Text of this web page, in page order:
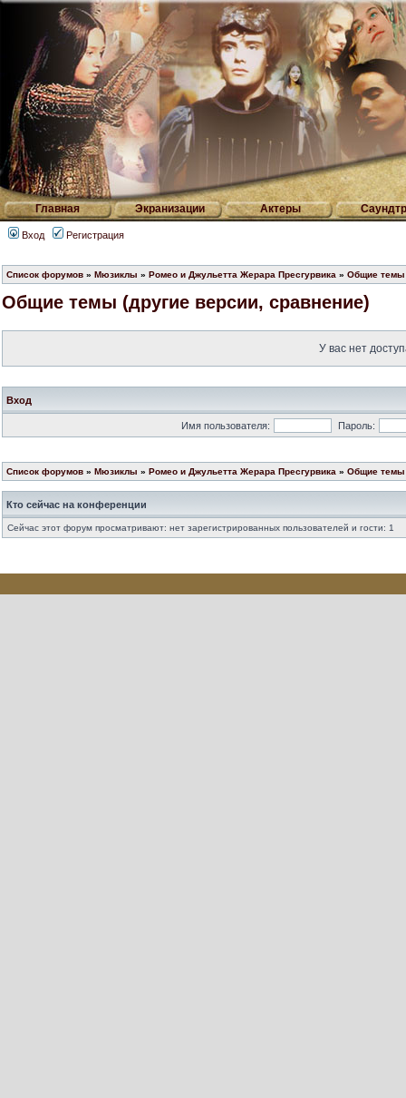
Главная Экранизации Актеры
Вход Регистрация
Список форумов » Мюзиклы » Ромео и Джульетта Жерара Пресгурвика » Общие темы
Общие темы (другие версии, сравнение)
У вас нет
Вход
Имя пользователя: Пароль:
Список форумов » Мюзиклы » Ромео и Джульетта Жерара Пресгурвика » Общие темы
Кто сейчас на конференции
Сейчас этот форум просматривают: нет зарегистрированных пользователей и гости: 1